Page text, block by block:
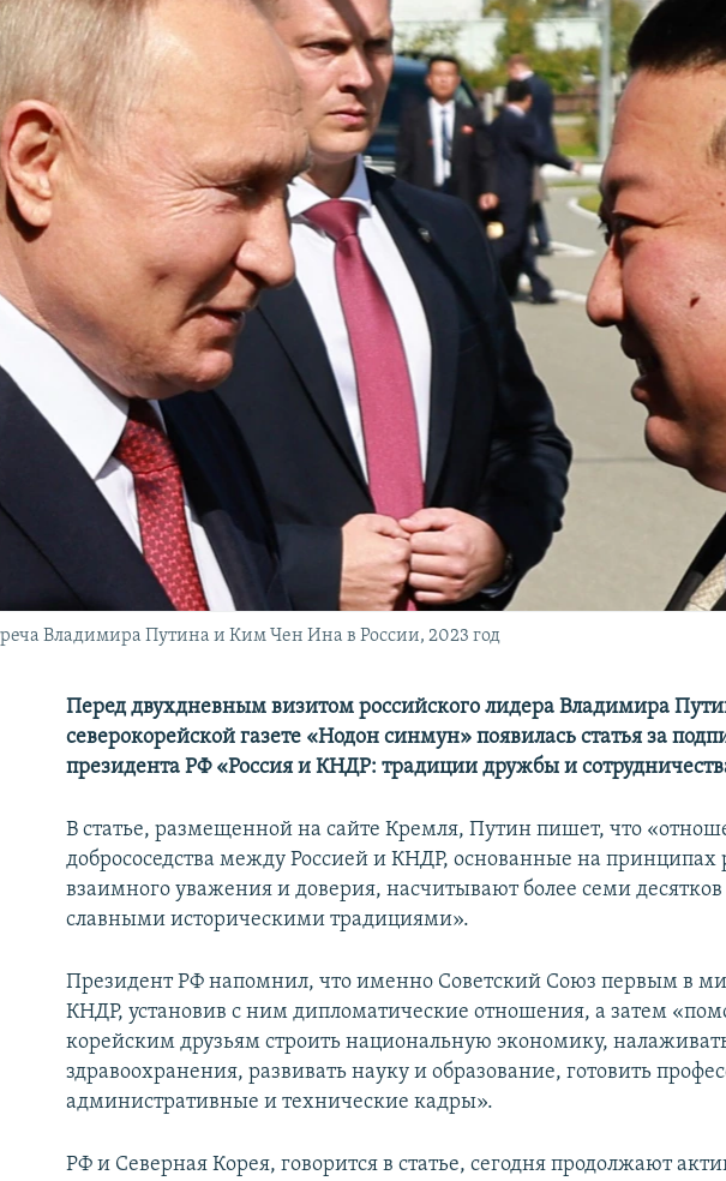
Владимира Путина и Ким Чен Ина в России, 2023 год
Перед двухдневным визитом российского лидера Владимира
северокорейской газете «Нодон синмун» появилась статья за
президента РФ «Россия и КНДР: традиции дружбы и
В статье, размещенной на сайте Кремля, Путин пишет, что
добрососедства между Россией и КНДР, основанные на принципах
взаимного уважения и доверия, насчитывают более семи десятков
славными историческими традициями».
Президент РФ напомнил, что именно Советский Союз первым в
КНДР, установив с ним дипломатические отношения, а затем
корейским друзьям строить национальную экономику,
здравоохранения, развивать науку и образование, готовить
административные и технические кадры».
РФ и Северная Корея, говорится в статье, сегодня продолжают